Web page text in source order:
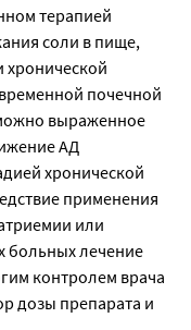
терапией
соли в пище,
почечной
выраженное
АД
хронической
применения
или
больных лечение
контролем врача
дозы препарата и